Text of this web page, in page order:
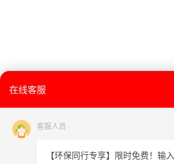
在线客服
客服人员
【环保同行专享】限时免费！输入